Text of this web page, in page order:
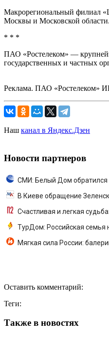
Макрорегиональный филиал
Москвы и Московской области.
* * *
ПАО «Ростелеком» —
государственных и частных
Реклама. ПАО «Ростелеком»
Наш канал в Яндекс.Дзен
Новости партнеров
СМИ: Белый Дом обратился
В Киеве обращение
Счастливая и легкая
ТурДом: Российская семья
Мягкая сила России:
Оставить комментарий:
Теги:
Также в новостях